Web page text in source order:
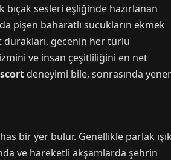
sesleri eşliğinde hazırlanan
pişen baharatlı sucukların ekmek
durakları, gecenin her türlü
ve insan çeşitliliğini en net
deneyimi bile, sonrasında
bir yer bulur. Genellikle parlak
ve hareketli akşamlarda şehrin